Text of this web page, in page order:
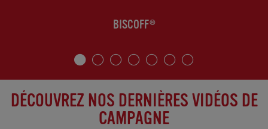
BISCOFF®
DÉCOUVREZ NOS DERNIÈRES VIDÉOS DE
CAMPAGNE